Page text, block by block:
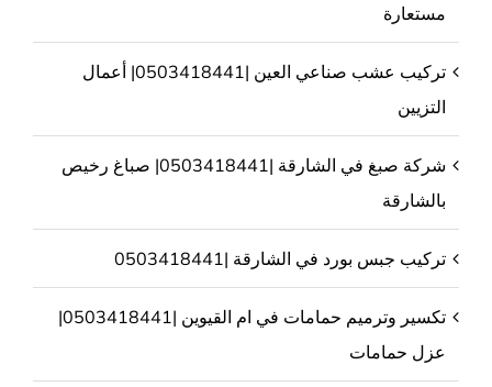
مستعارة
تركيب عشب صناعي العين |0503418441| أعمال
التزيين
شركة صبغ في الشارقة |0503418441| صباغ رخيص
بالشارقة
تركيب جبس بورد في الشارقة |0503418441
تكسير وترميم حمامات في ام القيوين |0503418441|
عزل حمامات